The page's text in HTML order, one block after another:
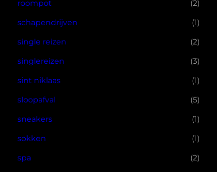
roompot (2)
schapendrijven (1)
single reizen (2)
singlereizen (3)
sint niklaas (1)
sloopafval (5)
sneakers (1)
sokken (1)
spa (2)